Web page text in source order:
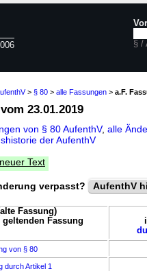
§ /
> § 80 > alle Fassungen > a.F.
vom 23.01.2019
von § 80 AufenthV, alle
der AufenthV
neuer Text
verpasst? AufenthV
Fassung)
Fassung
von § 80
durch Artikel 1